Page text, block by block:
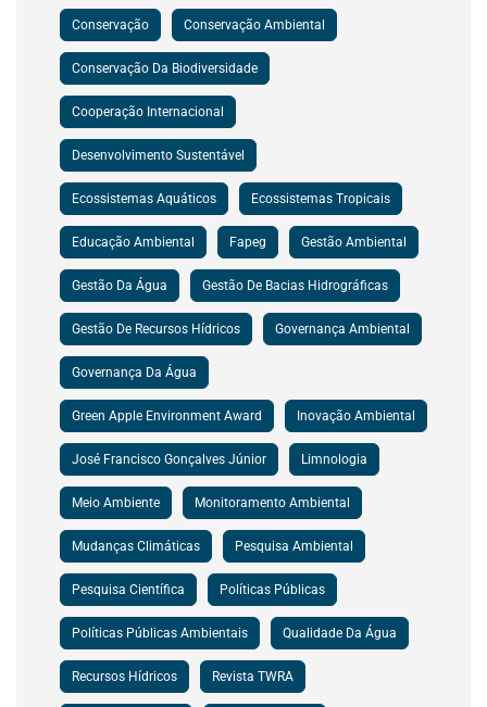
Conservação Conservação Ambiental
Conservação Da Biodiversidade
Cooperação Internacional
Desenvolvimento Sustentável
Ecossistemas Aquáticos Ecossistemas Tropicais
Educação Ambiental Fapeg Gestão Ambiental
Gestão Da Água Gestão De Bacias Hidrográficas
Gestão De Recursos Hídricos Governança Ambiental
Governança Da Água
Green Apple Environment Award Inovação Ambiental
José Francisco Gonçalves Júnior Limnologia
Meio Ambiente Monitoramento Ambiental
Mudanças Climáticas Pesquisa Ambiental
Pesquisa Científica Políticas Públicas
Políticas Públicas Ambientais Qualidade Da Água
Recursos Hídricos Revista TWRA